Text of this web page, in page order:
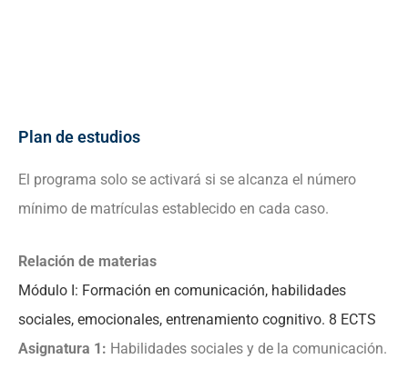
Plan de estudios
El programa solo se activará si se alcanza el número
mínimo de matrículas establecido en cada caso.
Relación de materias
Módulo I: Formación en comunicación, habilidades
sociales, emocionales, entrenamiento cognitivo. 8 ECTS
Asignatura 1: Habilidades sociales y de la comunicación.